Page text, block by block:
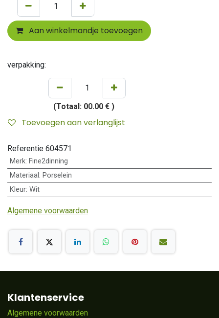
Aan winkelmandje toevoegen
verpakking:
(Totaal: 00.00 € )
Toevoegen aan verlanglijst
Referentie 604571
Merk: Fine2dinning
Materiaal : Porselein
Kleur: Wit
Algemene voorwaarden
Klantenservice
Algemene voorwaarden